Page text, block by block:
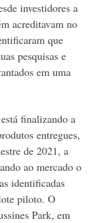
investidores a
acreditavam no
que
pesquisas e
em uma
finalizando a
entregues,
de 2021, a
ao mercado o
identificadas
piloto. O
Park, em